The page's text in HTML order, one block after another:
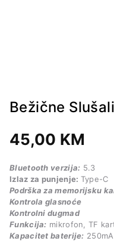
Bežične
45,00 KM
Bluetooth verzija: 5.3
Izlaz za punjenje: Type-C
Podrška za memorijsku
Kontrola glasnoće
Kontrolni dugmad
Funkcija: mikrofon, TF
Kapacitet baterije: